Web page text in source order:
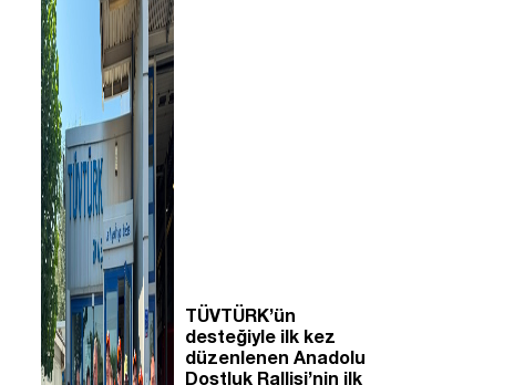
TÜVTÜRK’ün
desteğiyle ilk kez
düzenlenen Anadolu
Dostluk Rallisi’nin ilk